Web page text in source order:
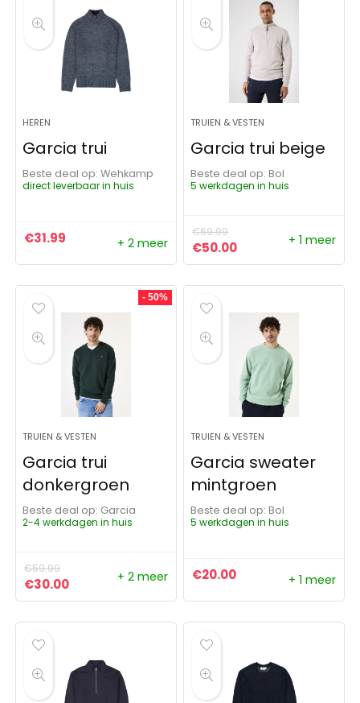
HEREN
Garcia trui
Beste deal op:
Wehkamp
direct leverbaar in huis
€31.99 + 2 meer
TRUIEN & VESTEN
Garcia trui beige
Beste deal op:
Bol
5 werkdagen in huis
€69.99
Oorspronkelijke prijs
€50.00Huidige prijs is:
+ 1 meer
- 50%
TRUIEN & VESTEN
Garcia trui
donkergroen
Beste deal op:
Garcia
2-4 werkdagen in huis
€59.99
Oorspronkelijke prijs was: €59.99.
€30.00Huidige prijs is: €30.00.
+ 2 meer
TRUIEN & VESTEN
Garcia sweater
mintgroen
Beste deal op:
Bol
5 werkdagen in huis
€20.00 + 1 meer